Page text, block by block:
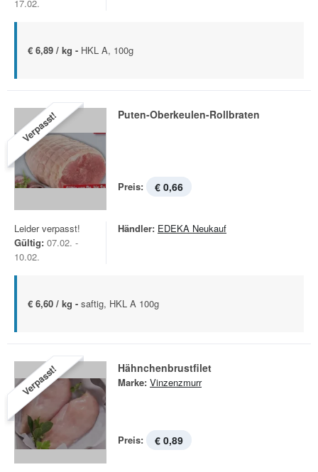
17.02.
€ 6,89 / kg - HKL A, 100g
Verpasst! Puten-Oberkeulen-Rollbraten
Preis: € 0,66
Leider verpasst!
Gültig: 07.02. -
10.02.
Händler: EDEKA Neukauf
€ 6,60 / kg - saftig, HKL A 100g
Verpasst! Hähnchenbrustfilet
Marke: Vinzenzmurr
Preis: € 0,89